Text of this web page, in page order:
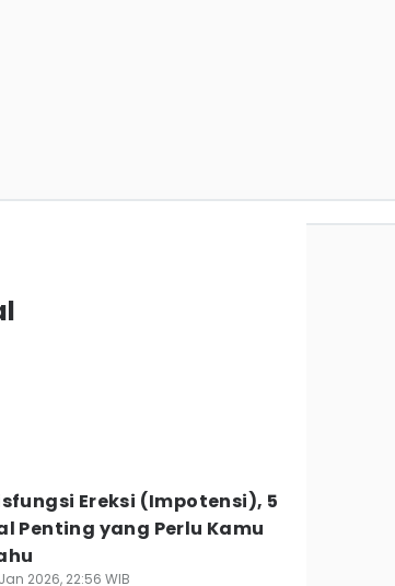
Ereksi (Impotensi), 5
Penting yang Perlu Kamu
2026, 22:56 WIB